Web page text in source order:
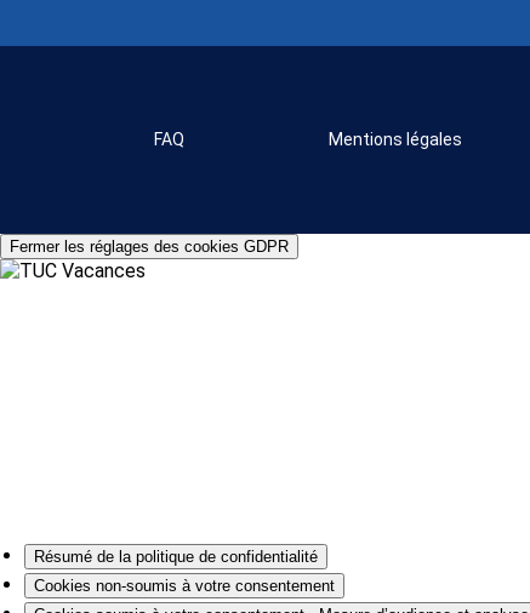
FAQ Mentions légales
Fermer les réglages des cookies GDPR
Résumé de la politique de confidentialité
Cookies non-soumis à votre consentement